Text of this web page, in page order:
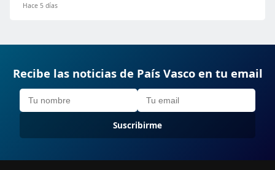
Hace 5 días
Recibe las noticias de País Vasco en tu email
Suscribirme